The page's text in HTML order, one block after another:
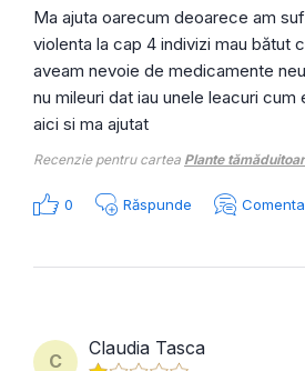
Ma ajuta oarecum deoarece am
violenta la cap 4 indivizi mau bătut
aveam nevoie de medicamente
nu mileuri dat iau unele leacuri
aici si ma ajutat
Recenzie pentru cartea Plante
0 Răspunde
C
Claudia Tasca